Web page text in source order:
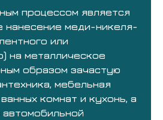
процессом является
нанесение меди-никеля-
или
на металлическое
образом зачастую
мебельная
комнат и кухонь, а